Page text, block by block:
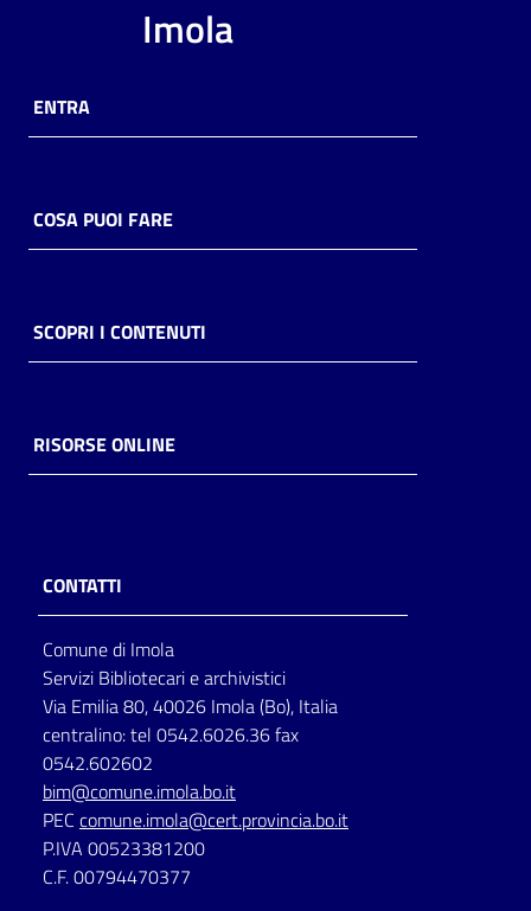
Imola
ENTRA
COSA PUOI FARE
SCOPRI I CONTENUTI
RISORSE ONLINE
CONTATTI
Comune di Imola
Servizi Bibliotecari e archivistici
Via Emilia 80, 40026 Imola (Bo), Italia
centralino: tel 0542.6026.36 fax
0542.602602
bim@comune.imola.bo.it
PEC comune.imola@cert.provincia.bo.it
P.IVA 00523381200
C.F. 00794470377